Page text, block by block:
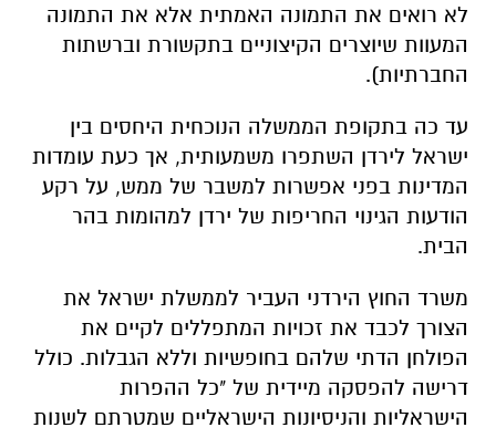
לא רואים את התמונה האמתית אלא את התמונה
המעוות שיוצרים הקיצוניים בתקשורת וברשתות
החברתיות).
עד כה בתקופת הממשלה הנוכחית היחסים בין
ישראל לירדן השתפרו משמעותית, אך כעת עומדות
המדינות בפני אפשרות למשבר של ממש, על רקע
הודעות הגינוי החריפות של ירדן למהומות בהר
הבית.
משרד החוץ הירדני העביר לממשלת ישראל את
הצורך לכבד את זכויות המתפללים לקיים את
הפולחן הדתי שלהם בחופשיות וללא הגבלות. כולל
דרישה להפסקה מיידית של "כל ההפרות
הישראליות והניסיונות הישראליים שמטרתם לשנות